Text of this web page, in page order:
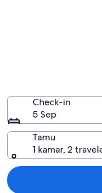
Check-in
5 Sep
Tamu
1 kamar, 2